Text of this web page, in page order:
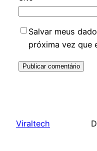
Salvar meus
próxima vez que
Viraltech